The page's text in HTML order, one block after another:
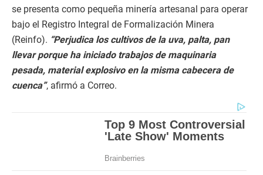
se presenta como pequeña minería artesanal para operar
bajo el Registro Integral de Formalización Minera
(Reinfo). “Perjudica los cultivos de la uva, palta, pan
llevar porque ha iniciado trabajos de maquinaria
pesada, material explosivo en la misma cabecera de
cuenca”, afirmó a Correo.